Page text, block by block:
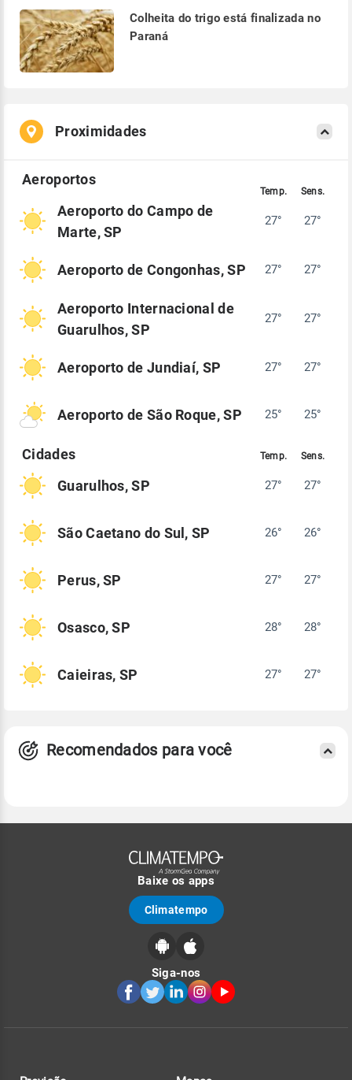
Colheita do trigo está finalizada no
Paraná
Proximidades
Aeroporto do Campo de
Marte, SP
27° 27°
Aeroporto de Congonhas, SP 27° 27°
Aeroporto Internacional de
Guarulhos, SP
27° 27°
Aeroporto de Jundiaí, SP 27° 27°
Aeroporto de São Roque, SP 25° 25°
Guarulhos, SP 27° 27°
São Caetano do Sul, SP 26° 26°
Perus, SP 27° 27°
Osasco, SP 28° 28°
Caieiras, SP 27° 27°
Recomendados para você
Baixe os apps
Climatempo
Siga-nos